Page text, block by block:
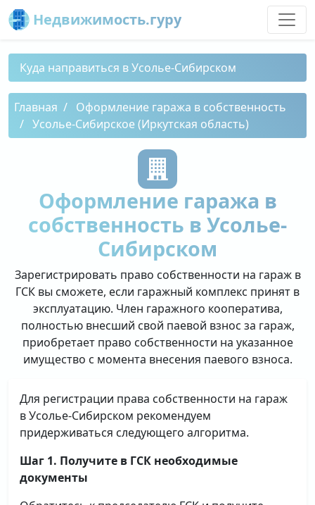
Недвижимость.гуру
Куда направиться в Усолье-Сибирском
Главная
Оформление гаража в собственность
Усолье-Сибирское (Иркутская область)
Оформление гаража в
собственность в Усолье-
Сибирском
Зарегистрировать право собственности на гараж в
ГСК вы сможете, если гаражный комплекс принят в
эксплуатацию. Член гаражного кооператива,
полностью внесший свой паевой взнос за гараж,
приобретает право собственности на указанное
имущество с момента внесения паевого взноса.
Для регистрации права собственности на гараж
в Усолье-Сибирском рекомендуем
придерживаться следующего алгоритма.
Шаг 1. Получите в ГСК необходимые
документы